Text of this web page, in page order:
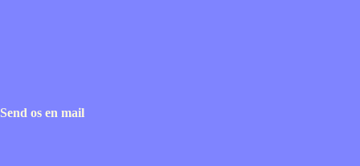
Send os en mail